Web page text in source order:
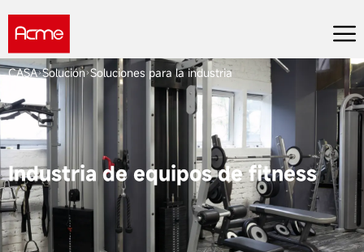
CASA Solución Soluciones para la industria
Industria de equipos de fitness